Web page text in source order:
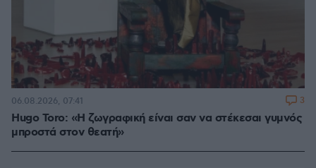
Hugo Toro: «Η ζωγραφική είναι σαν να στέκεσαι γυμνός
μπροστά στον θεατή»
06.08.2026, 07:41 3